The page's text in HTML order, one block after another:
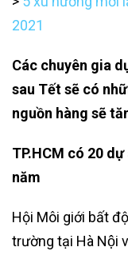
2021
Các chuyên gia
sau Tết sẽ có
nguồn hàng sẽ
TP.HCM có 20
năm
Hội Môi giới bất
trường tại Hà Nội